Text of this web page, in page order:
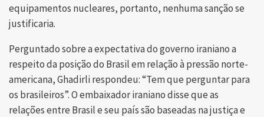
equipamentos nucleares, portanto, nenhuma sanção se
justificaria.
Perguntado sobre a expectativa do governo iraniano a
respeito da posição do Brasil em relação à pressão norte-
americana, Ghadirli respondeu: “Tem que perguntar para
os brasileiros”. O embaixador iraniano disse que as
relações entre Brasil e seu país são baseadas na justiça e